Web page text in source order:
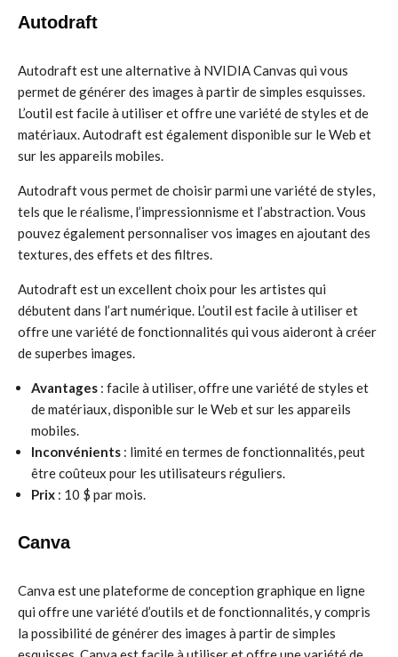
Autodraft
Autodraft est une alternative à NVIDIA Canvas qui vous
permet de générer des images à partir de simples esquisses.
L’outil est facile à utiliser et offre une variété de styles et de
matériaux. Autodraft est également disponible sur le Web et
sur les appareils mobiles.
Autodraft vous permet de choisir parmi une variété de styles,
tels que le réalisme, l’impressionnisme et l’abstraction. Vous
pouvez également personnaliser vos images en ajoutant des
textures, des effets et des filtres.
Autodraft est un excellent choix pour les artistes qui
débutent dans l’art numérique. L’outil est facile à utiliser et
offre une variété de fonctionnalités qui vous aideront à créer
de superbes images.
Avantages : facile à utiliser, offre une variété de styles et
de matériaux, disponible sur le Web et sur les appareils
mobiles.
Inconvénients : limité en termes de fonctionnalités, peut
être coûteux pour les utilisateurs réguliers.
Prix : 10 $ par mois.
Canva
Canva est une plateforme de conception graphique en ligne
qui offre une variété d’outils et de fonctionnalités, y compris
la possibilité de générer des images à partir de simples